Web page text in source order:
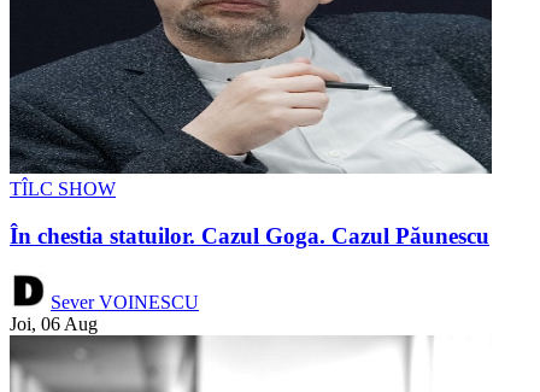
TÎLC SHOW
În chestia statuilor. Cazul Goga. Cazul Păunescu
Sever VOINESCU
Joi, 06 Aug